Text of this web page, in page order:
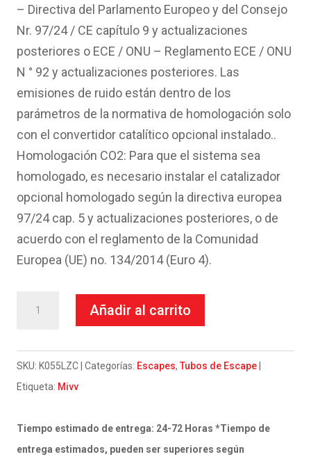
– Directiva del Parlamento Europeo y del Consejo
Nr. 97/24 / CE capítulo 9 y actualizaciones
posteriores o ECE / ONU – Reglamento ECE / ONU
N ° 92 y actualizaciones posteriores. Las
emisiones de ruido están dentro de los
parámetros de la normativa de homologación solo
con el convertidor catalítico opcional instalado..
Homologación CO2: Para que el sistema sea
homologado, es necesario instalar el catalizador
opcional homologado según la directiva europea
97/24 cap. 5 y actualizaciones posteriores, o de
acuerdo con el reglamento de la Comunidad
Europea (UE) no. 134/2014 (Euro 4).
system
2x1
black
con
Añadir al carrito
SKU: K055LZC Categorías: Escapes,Tubos de Escape
Etiqueta: Mivv
Tiempo estimado de entrega: 24-72 Horas *Tiempo de
entrega estimados, pueden ser superiores según